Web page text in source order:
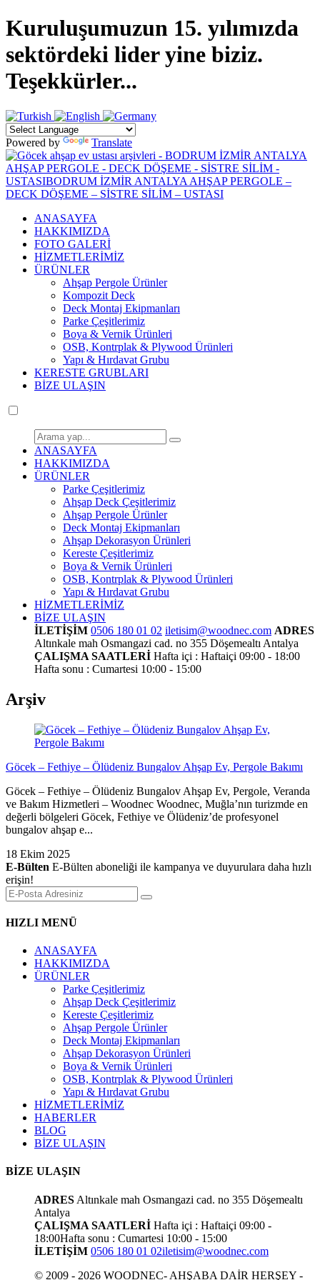
Kuruluşumuzun 15. yılımızda
sektördeki lider yine biziz.
Teşekkürler...
Powered by Translate
ANASAYFA
HAKKIMIZDA
FOTO GALERİ
HİZMETLERİMİZ
ÜRÜNLER
Ahşap Pergole Ürünler
Kompozit Deck
Deck Montaj Ekipmanları
Parke Çeşitlerimiz
Boya & Vernik Ürünleri
OSB, Kontrplak & Plywood Ürünleri
Yapı & Hırdavat Grubu
KERESTE GRUBLARI
BİZE ULAŞIN
ANASAYFA
HAKKIMIZDA
ÜRÜNLER
Parke Çeşitlerimiz
Ahşap Deck Çeşitlerimiz
Ahşap Pergole Ürünler
Deck Montaj Ekipmanları
Ahşap Dekorasyon Ürünleri
Kereste Çeşitlerimiz
Boya & Vernik Ürünleri
OSB, Kontrplak & Plywood Ürünleri
Yapı & Hırdavat Grubu
HİZMETLERİMİZ
BİZE ULAŞIN
İLETİŞİM 0506 180 01 02 iletisim@woodnec.com ADRES
Altınkale mah Osmangazi cad. no 355 Döşemealtı Antalya
ÇALIŞMA SAATLERİ Hafta içi : Haftaiçi 09:00 - 18:00
Hafta sonu : Cumartesi 10:00 - 15:00
Arşiv
Göcek – Fethiye – Ölüdeniz Bungalov Ahşap Ev, Pergole Bakımı
Göcek – Fethiye – Ölüdeniz Bungalov Ahşap Ev, Pergole, Veranda
ve Bakım Hizmetleri – Woodnec Woodnec, Muğla’nın turizmde en
değerli bölgeleri Göcek, Fethiye ve Ölüdeniz’de profesyonel
bungalov ahşap e...
18 Ekim 2025
E-Bülten E-Bülten aboneliği ile kampanya ve duyurulara daha hızlı
erişin!
HIZLI MENÜ
ANASAYFA
HAKKIMIZDA
ÜRÜNLER
Parke Çeşitlerimiz
Ahşap Deck Çeşitlerimiz
Kereste Çeşitlerimiz
Ahşap Pergole Ürünler
Deck Montaj Ekipmanları
Ahşap Dekorasyon Ürünleri
Boya & Vernik Ürünleri
OSB, Kontrplak & Plywood Ürünleri
Yapı & Hırdavat Grubu
HİZMETLERİMİZ
HABERLER
BLOG
BİZE ULAŞIN
BİZE ULAŞIN
ADRES Altınkale mah Osmangazi cad. no 355 Döşemealtı
Antalya
ÇALIŞMA SAATLERİ Hafta içi : Haftaiçi 09:00 -
18:00Hafta sonu : Cumartesi 10:00 - 15:00
İLETİŞİM 0506 180 01 02iletisim@woodnec.com
© 2009 - 2026 WOODNEC- AHŞABA DAİR HERŞEY -